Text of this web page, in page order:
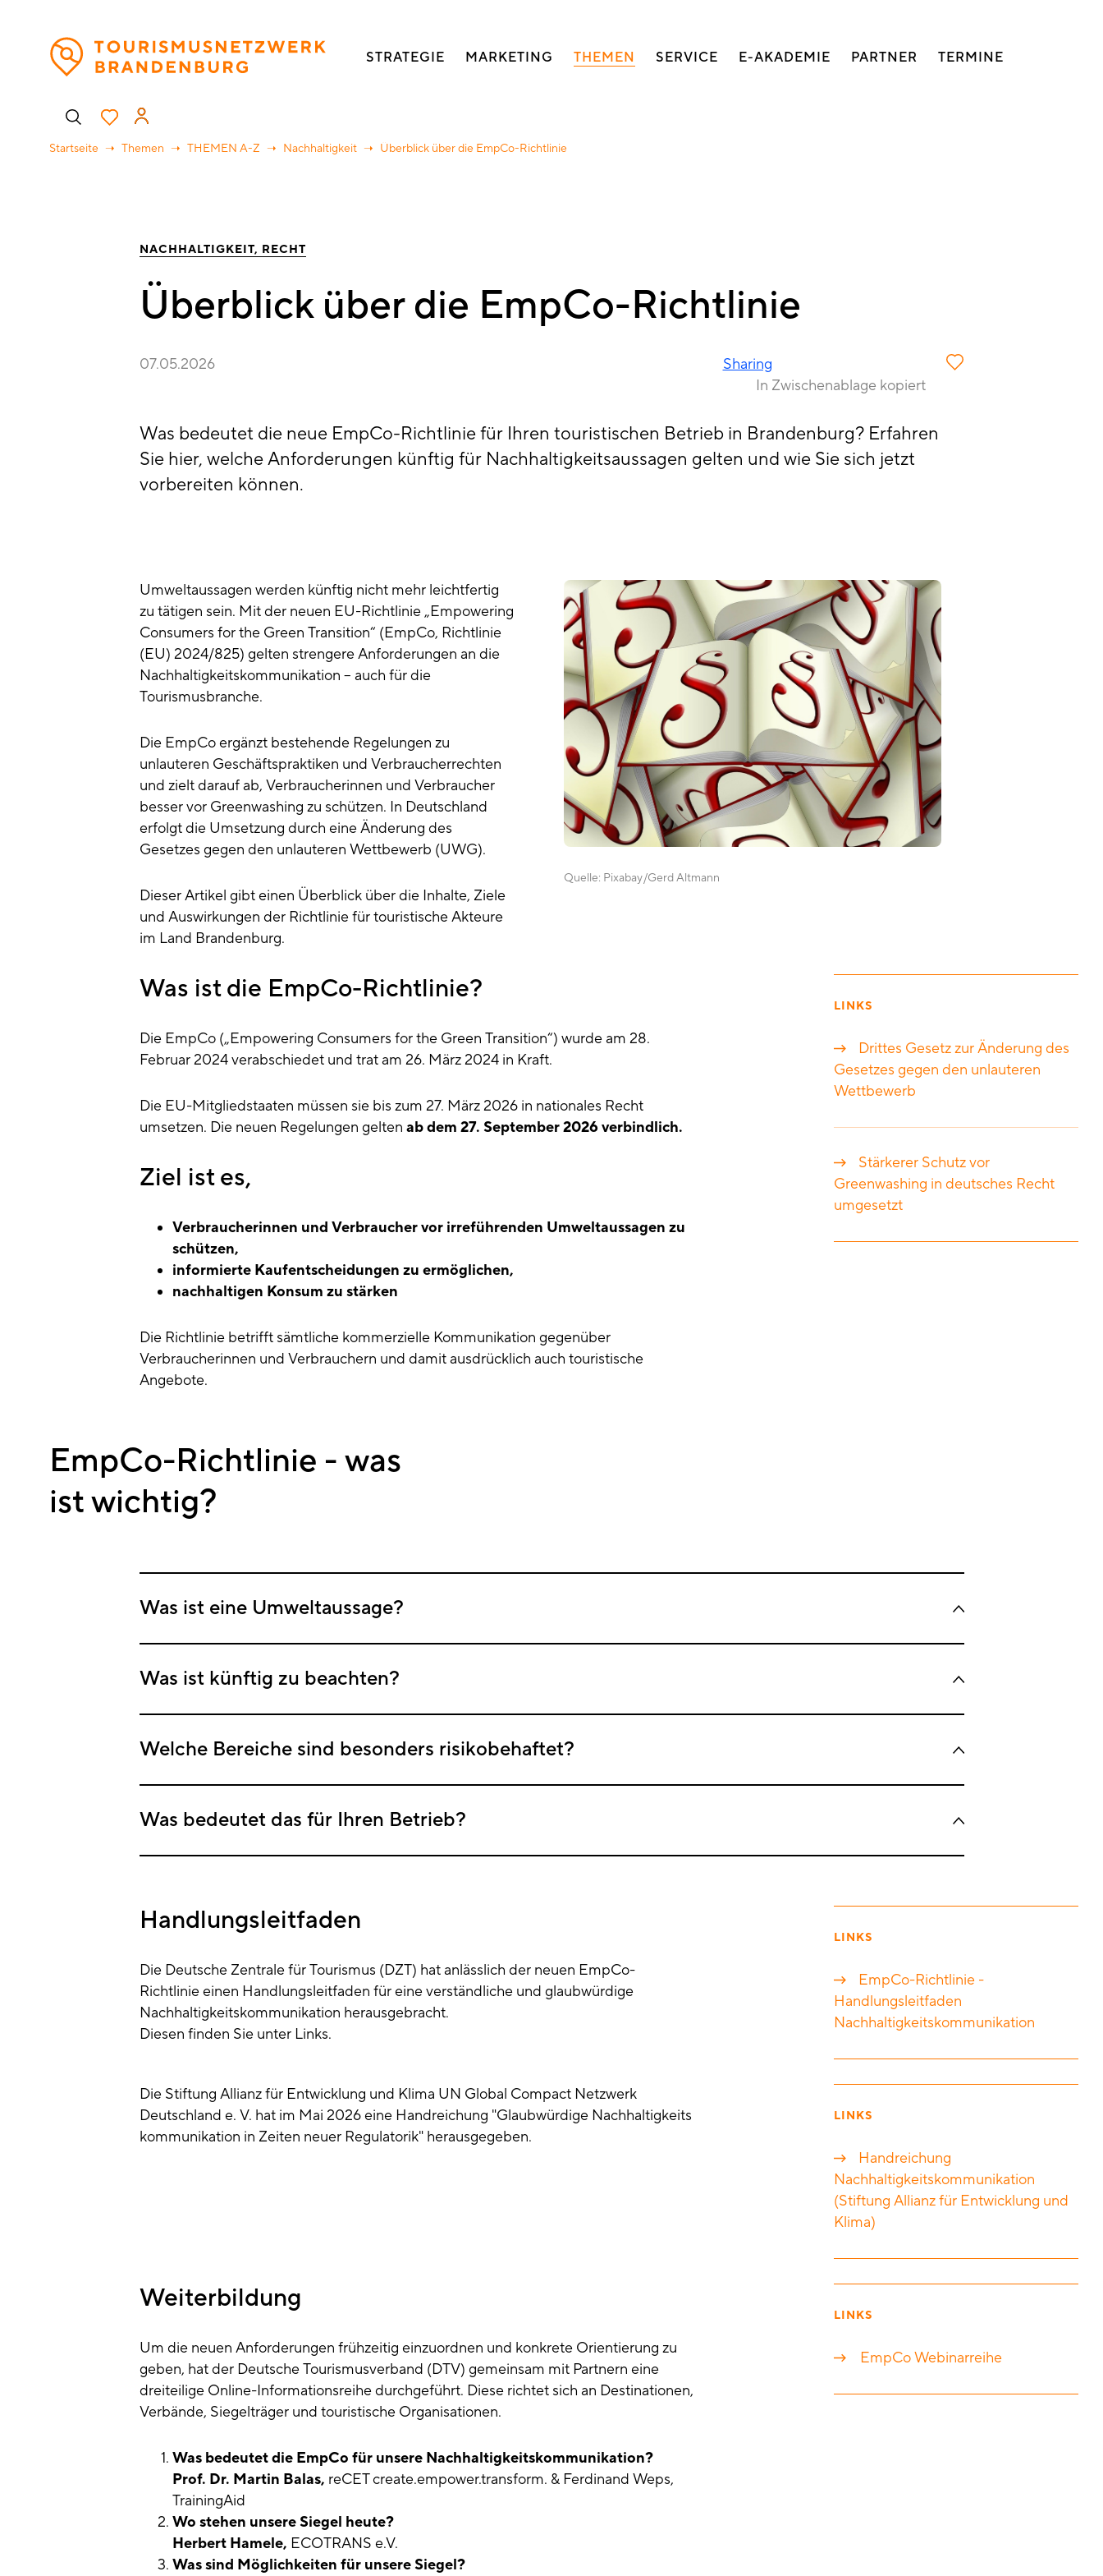
Hauptnavigation
STRATEGIE MARKETING THEMEN SERVICE E-AKADEMIE PARTNER TERMINE
Benutzermenü
Startseite Themen THEMEN A-Z Nachhaltigkeit Überblick über die EmpCo-Richtlinie
NACHHALTIGKEIT RECHT
Überblick über die EmpCo-Richtlinie
07.05.2026
Sharing
In Zwischenablage kopiert
Was bedeutet die neue EmpCo-Richtlinie für Ihren touristischen Betrieb in Brandenburg? Erfahren
Sie hier, welche Anforderungen künftig für Nachhaltigkeitsaussagen gelten und wie Sie sich jetzt
vorbereiten können.
Umweltaussagen werden künftig nicht mehr leichtfertig
zu tätigen sein. Mit der neuen EU-Richtlinie „Empowering
Consumers for the Green Transition“ (EmpCo, Richtlinie
(EU) 2024/825) gelten strengere Anforderungen an die
Nachhaltigkeitskommunikation – auch für die
Tourismusbranche.
Die EmpCo ergänzt bestehende Regelungen zu
unlauteren Geschäftspraktiken und Verbraucherrechten
und zielt darauf ab, Verbraucherinnen und Verbraucher
besser vor Greenwashing zu schützen. In Deutschland
erfolgt die Umsetzung durch eine Änderung des
Gesetzes gegen den unlauteren Wettbewerb (UWG).
Dieser Artikel gibt einen Überblick über die Inhalte, Ziele
und Auswirkungen der Richtlinie für touristische Akteure
im Land Brandenburg.
Quelle: Pixabay Gerd Altmann
Was ist die EmpCo-Richtlinie?
Die EmpCo („Empowering Consumers for the Green Transition“) wurde am 28.
Februar 2024 verabschiedet und trat am 26. März 2024 in Kraft.
Die EU-Mitgliedstaaten müssen sie bis zum 27. März 2026 in nationales Recht
umsetzen. Die neuen Regelungen gelten ab dem 27. September 2026 verbindlich.
Ziel ist es,
Verbraucherinnen und Verbraucher vor irreführenden Umweltaussagen zu
schützen,
informierte Kaufentscheidungen zu ermöglichen,
nachhaltigen Konsum zu stärken
Die Richtlinie betrifft sämtliche kommerzielle Kommunikation gegenüber
Verbraucherinnen und Verbrauchern und damit ausdrücklich auch touristische
Angebote.
LINKS
Drittes Gesetz zur Änderung des
Gesetzes gegen den unlauteren
Wettbewerb
Stärkerer Schutz vor
Greenwashing in deutsches Recht
umgesetzt
EmpCo-Richtlinie - was
ist wichtig?
Was ist eine Umweltaussage?
Was ist künftig zu beachten?
Welche Bereiche sind besonders risikobehaftet?
Was bedeutet das für Ihren Betrieb?
Handlungsleitfaden
Die Deutsche Zentrale für Tourismus (DZT) hat anlässlich der neuen EmpCo-
Richtlinie einen Handlungsleitfaden für eine verständliche und glaubwürdige
Nachhaltigkeitskommunikation herausgebracht.
Diesen finden Sie unter Links.
LINKS
EmpCo-Richtlinie -
Handlungsleitfaden
Nachhaltigkeitskommunikation
Die Stiftung Allianz für Entwicklung und Klima UN Global Compact Netzwerk
Deutschland e. V. hat im Mai 2026 eine Handreichung "Glaubwürdige Nachhaltigkeits
kommunikation in Zeiten neuer Regulatorik" herausgegeben.
LINKS
Handreichung
Nachhaltigkeitskommunikation
(Stiftung Allianz für Entwicklung und
Klima)
Weiterbildung
Um die neuen Anforderungen frühzeitig einzuordnen und konkrete Orientierung zu
geben, hat der Deutsche Tourismusverband (DTV) gemeinsam mit Partnern eine
dreiteilige Online-Informationsreihe durchgeführt. Diese richtet sich an Destinationen,
Verbände, Siegelträger und touristische Organisationen.
Was bedeutet die EmpCo für unsere Nachhaltigkeitskommunikation?
Prof. Dr. Martin Balas, reCET create.empower.transform. & Ferdinand Weps,
TrainingAid
Wo stehen unsere Siegel heute?
Herbert Hamele, ECOTRANS e.V.
Was sind Möglichkeiten für unsere Siegel?
LINKS
EmpCo Webinarreihe